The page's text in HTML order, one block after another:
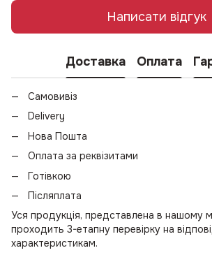
Написати відгук
Доставка Оплата
Самовивіз
Delivery
Нова Пошта
Оплата за реквізитами
Готівкою
Післяплата
Уся продукція, представлена в нашому
проходить 3-етапну перевірку на
характеристикам.